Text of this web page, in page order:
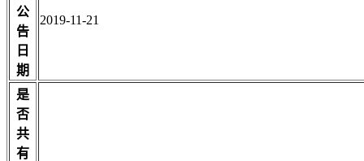
公
告
日
期
2019-11-21
是
否
共
有